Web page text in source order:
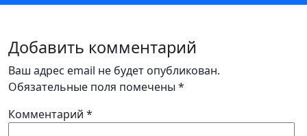
Добавить комментарий
Ваш адрес email не будет опубликован.
Обязательные поля помечены *
Комментарий *